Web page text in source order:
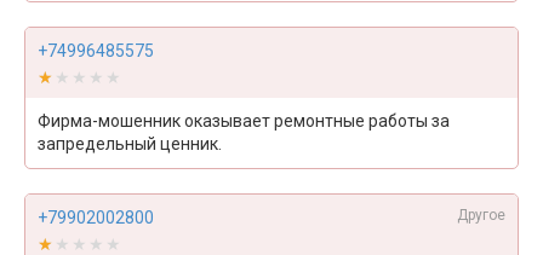
+74996485575
★★★★★
★★★★★
Фирма-мошенник оказывает ремонтные работы за
запредельный ценник.
+79902002800 Другое
★★★★★
★★★★★